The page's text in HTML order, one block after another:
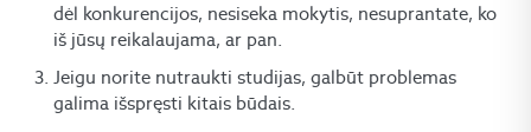
dėl konkurencijos, nesiseka mokytis, nesuprantate, ko
iš jūsų reikalaujama, ar pan.
Jeigu norite nutraukti studijas, galbūt problemas
galima išspręsti kitais būdais.